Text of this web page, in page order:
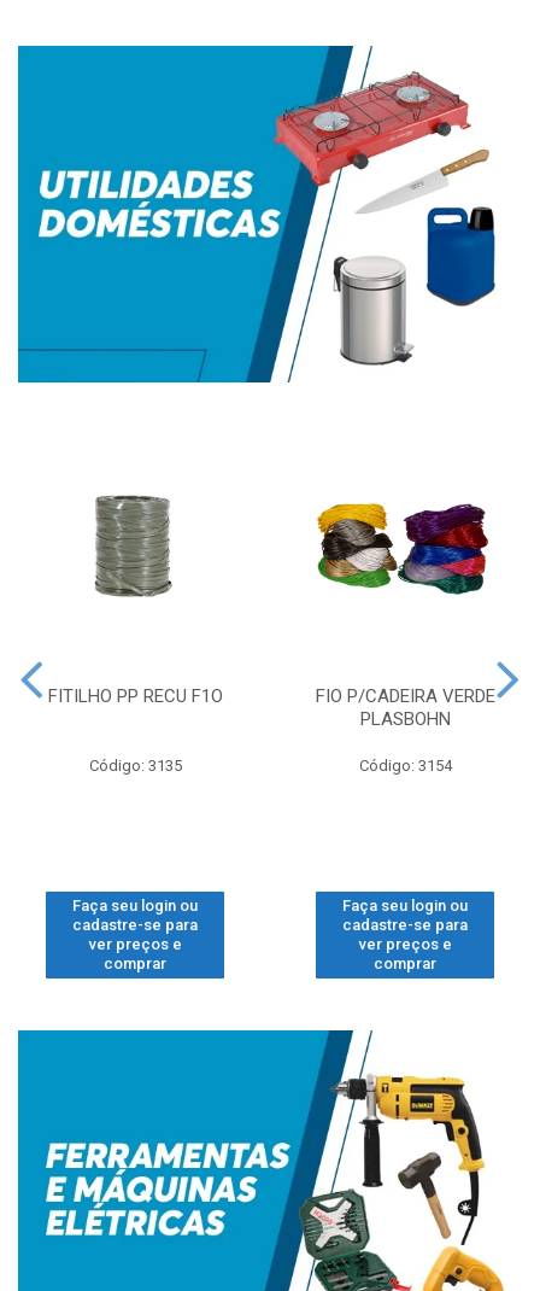
FITILHO PP RECU F1O
Código: 3135
Faça seu login ou
cadastre-se para
ver preços e
comprar
FIO P/CADEIRA VERDE
PLASBOHN
Código: 3154
Faça seu login ou
cadastre-se para
ver preços e
comprar